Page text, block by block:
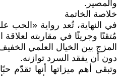
والمصير.
خلاصة الخاتمة
في النهاية، تُعد رواية «الحب
مُتقنًا وجريئًا في مقاربته
المزج بين الخيال العلمي
دون أن يفقد السرد توازنه.
وتبقى أهم ميزاتها أنها تقدّم